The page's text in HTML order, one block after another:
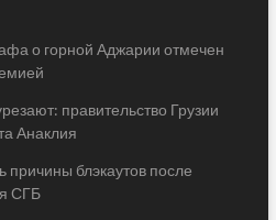
о горной Аджарии отмечен
правительство Грузии
Анаклия
причины блэкаутов после
СГБ